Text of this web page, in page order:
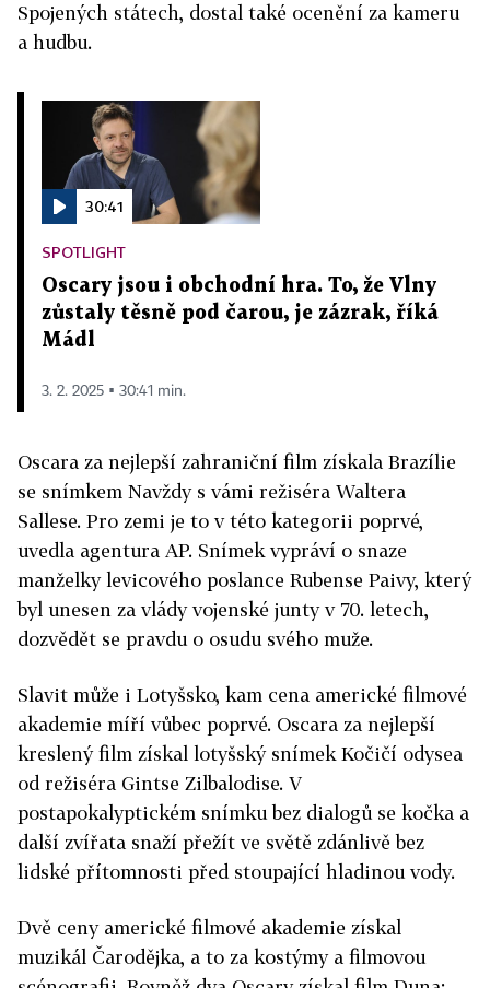
Spojených státech, dostal také ocenění za kameru
a hudbu.
30:41
SPOTLIGHT
Oscary jsou i obchodní hra. To, že Vlny
zůstaly těsně pod čarou, je zázrak, říká
Mádl
3. 2. 2025 ▪ 30:41 min.
Oscara za nejlepší zahraniční film získala Brazílie
se snímkem Navždy s vámi režiséra Waltera
Sallese. Pro zemi je to v této kategorii poprvé,
uvedla agentura AP. Snímek vypráví o snaze
manželky levicového poslance Rubense Paivy, který
byl unesen za vlády vojenské junty v 70. letech,
dozvědět se pravdu o osudu svého muže.
Slavit může i Lotyšsko, kam cena americké filmové
akademie míří vůbec poprvé. Oscara za nejlepší
kreslený film získal lotyšský snímek Kočičí odysea
od režiséra Gintse Zilbalodise. V
postapokalyptickém snímku bez dialogů se kočka a
další zvířata snaží přežít ve světě zdánlivě bez
lidské přítomnosti před stoupající hladinou vody.
Dvě ceny americké filmové akademie získal
muzikál Čarodějka, a to za kostýmy a filmovou